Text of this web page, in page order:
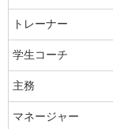
トレーナー
学生コーチ
主務
マネージャー